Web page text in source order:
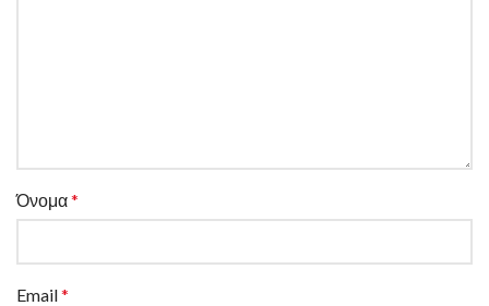
Όνομα*
Email*